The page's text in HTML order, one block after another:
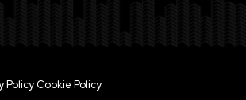
PolicyCookie Policy